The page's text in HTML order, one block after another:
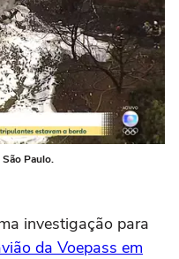
Paulo.
investigação para
da Voepass em